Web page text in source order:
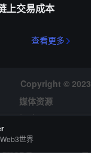
上交易成本
查看更多
Copyright © 2023
媒体资源
招聘
世界